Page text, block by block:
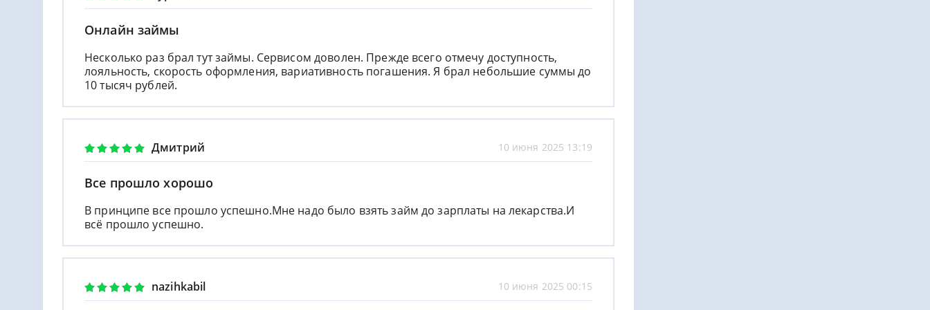
Онлайн займы
Несколько раз брал тут займы. Сервисом доволен. Прежде всего отмечу доступность,
лояльность, скорость оформления, вариативность погашения. Я брал небольшие суммы до
10 тысяч рублей.
Дмитрий 10 июня 2025 13:19
Все прошло хорошо
В принципе все прошло успешно.Мне надо было взять займ до зарплаты на лекарства.И
всё прошло успешно.
nazihkabil 10 июня 2025 00:15